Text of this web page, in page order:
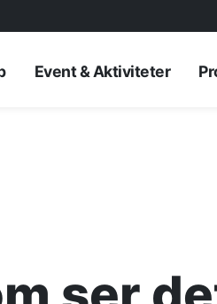
Event & Aktiviteter